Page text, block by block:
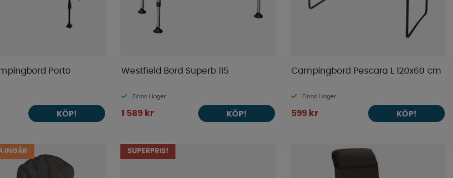
Porto
KÖP!
Westfield Bord Superb 115
Finns i lager
1 589 kr KÖP!
Campingbord Pescara L 120x60 cm
Finns i lager
599 kr KÖP!
INGÅR SUPERPRIS!